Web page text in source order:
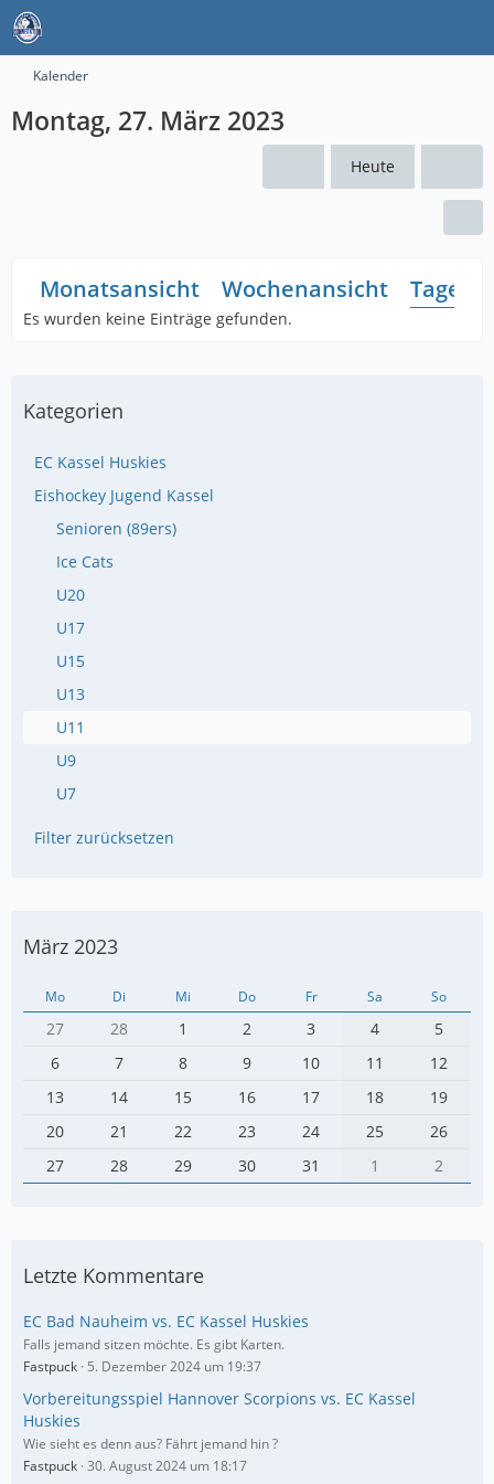
Kalender
Montag, 27. März 2023
Heute
Monatsansicht Wochenansicht
Es wurden keine Einträge gefunden.
Kategorien
EC Kassel Huskies
Eishockey Jugend Kassel
Senioren (89ers)
Ice Cats
U20
U17
U15
U13
U11
U9
U7
Filter zurücksetzen
März 2023
Mo Di Mi Do Fr Sa So
27 28 1 2 3 4
5
6
7 8 9 10 11
12
13
14 15 16 17 18
19
20
21 22 23 24 25
26
27
28 29 30 31 1 2
Letzte Kommentare
EC Bad Nauheim vs. EC Kassel Huskies
Falls jemand sitzen möchte. Es gibt Karten.
Fastpuck 5. Dezember 2024 um 19:37
Vorbereitungsspiel Hannover Scorpions vs. EC Kassel
Huskies
Wie sieht es denn aus? Fährt jemand hin ?
Fastpuck 30. August 2024 um 18:17